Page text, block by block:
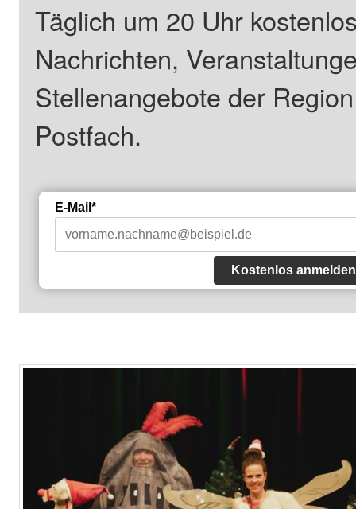
Täglich um 20 Uhr
Nachrichten,
Stellenangebote der
Postfach.
E-Mail*
Kostenlos anmelden